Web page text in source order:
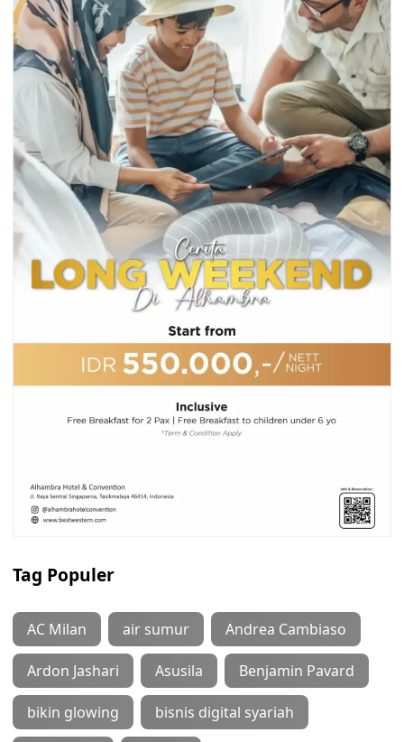
Tag Populer
AC Milan air sumur Andrea Cambiaso
Ardon Jashari Asusila Benjamin Pavard
bikin glowing bisnis digital syariah